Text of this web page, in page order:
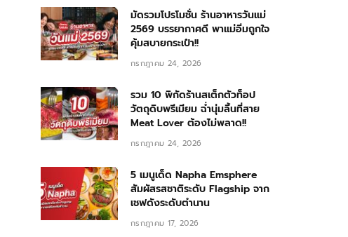
มัดรวมโปรโมชั่น ร้านอาหารวันแม่
2569 บรรยากาศดี พาแม่อิ่มถูกใจ
คุ้มสบายกระเป๋า!!
กรกฎาคม 24, 2026
รวม 10 พิกัดร้านสเต็กตัวท็อป
วัตถุดิบพรีเมียม ฉ่ำนุ่มลิ้นที่สาย
Meat Lover ต้องไม่พลาด!!
กรกฎาคม 24, 2026
5 เมนูเด็ด Napha Emsphere
สัมผัสรสชาติระดับ Flagship จาก
เชฟดังระดับตำนาน
กรกฎาคม 17, 2026